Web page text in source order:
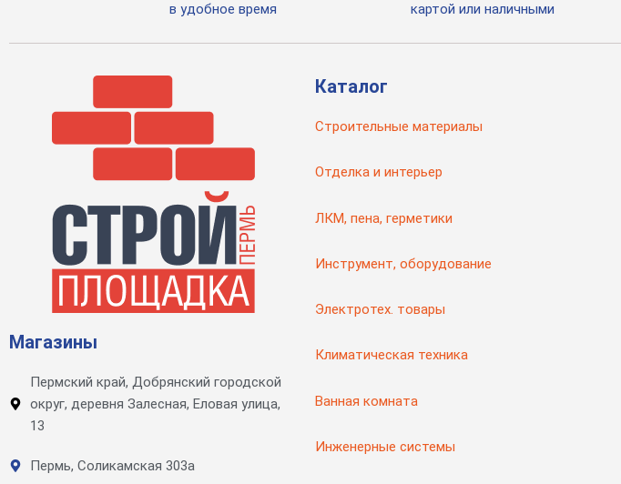
в удобное время картой или наличными
Магазины
Пермский край, Добрянский городской
округ, деревня Залесная, Еловая улица,
13
Пермь, Соликамская 303а
Каталог
Строительные материалы
Отделка и интерьер
ЛКМ, пена, герметики
Инструмент, оборудование
Электротех. товары
Климатическая техника
Ванная комната
Инженерные системы